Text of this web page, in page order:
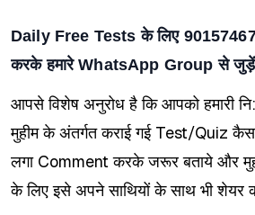
Daily Free Tests के लिए
करके हमारे WhatsApp Group से जुड़ें
आपसे विशेष अनुरोध है कि आपको हमारी
मुहीम के अंतर्गत कराई गई Test/Quiz
लगा Commentकरके जरूर बताये और
के लिए इसे अपने साथियों के साथ भी शेयर